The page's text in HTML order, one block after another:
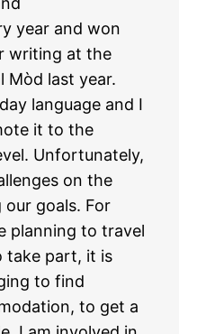
year and won
writing at the
Mòd last year.
language and I
it to the
Unfortunately,
on the
our goals. For
planning to travel
take part, it is
to find
to get a